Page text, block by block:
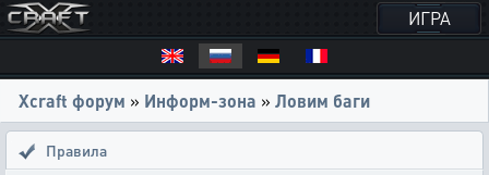
ИГРА
Xcraft форум » Информ-зона » Ловим баги
Правила